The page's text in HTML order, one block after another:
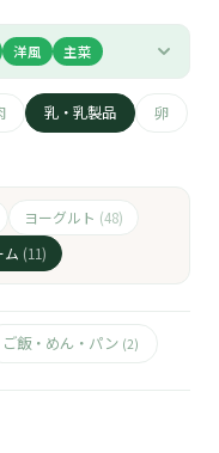
洋風 主菜
乳・乳製品
卵
ヨーグルト (48)
ム (11)
ご飯・めん・パン (2)